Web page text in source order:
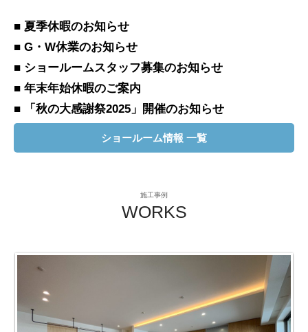
■ 夏季休暇のお知らせ
■ G・W休業のお知らせ
■ ショールームスタッフ募集のお知らせ
■ 年末年始休暇のご案内
■ 「秋の大感謝祭2025」開催のお知らせ
ショールーム情報 一覧
施工事例
WORKS